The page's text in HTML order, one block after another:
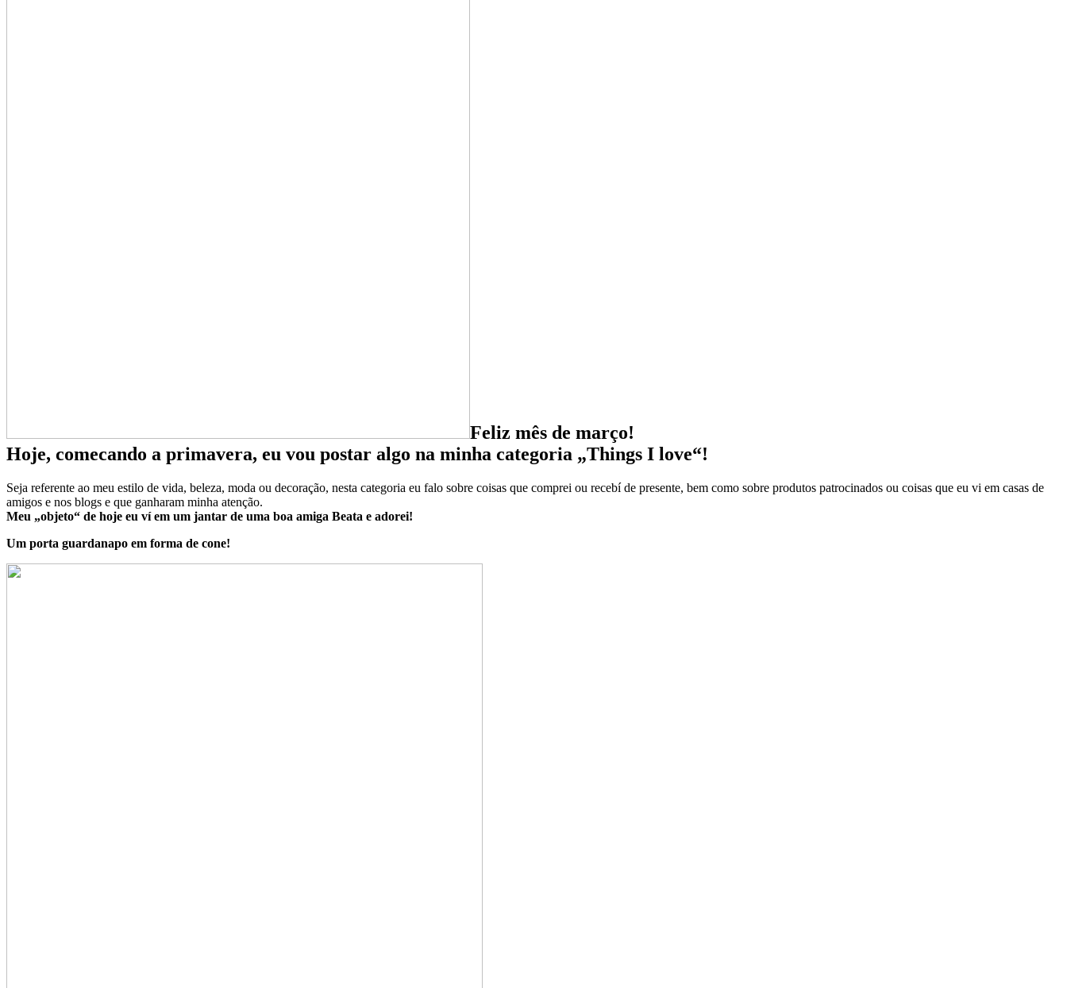
Feliz mês de março!
Hoje, comecando a primavera, eu vou postar algo na minha categoria „Things I love“!
Seja referente ao meu estilo de vida, beleza, moda ou decoração, nesta categoria eu falo sobre coisas que comprei ou recebí de presente, bem como sobre produtos patrocinados ou coisas que eu vi em casas de
amigos e nos blogs e que ganharam minha atenção.
Meu „objeto“ de hoje eu ví em um jantar de uma boa amiga Beata e adorei!
Um porta guardanapo em forma de cone!